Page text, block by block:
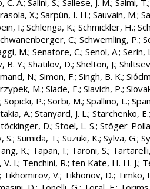
C. A.; Salini, S.; Sallese, J. M.; Salmi, T.
X.; Sarpün, I. H.; Sauvain, M.;
I.; Schlenga, K.; Schmickler, H.;
C.; Schwemling, P.;
M.; Senatore, C.; Senol, A.; Serin,
B. Y.; Shatilov, D.; Shelton, J.;
N.; Simon, F.; Singh, B. K.;
M.; Slade, E.; Slavich, P.;
; Sopicki, P.; Sorbi, M.; Spallino, L.;
A.; Stanyard, J. L.; Starchenko, E.
D.; Stoel, L. S.; Stöger-
S.; Sumida, T.; Suzuki, K.; Sylva, G.;
K.; Tapan, I.; Taroni, S.;
V. I.; Tenchini, R.; ten Kate, H. H. J.;
; Tikhomirov, V.; Tikhonov, D.; Timko,